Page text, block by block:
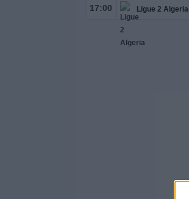
17:00 Ligue 2 Algeria